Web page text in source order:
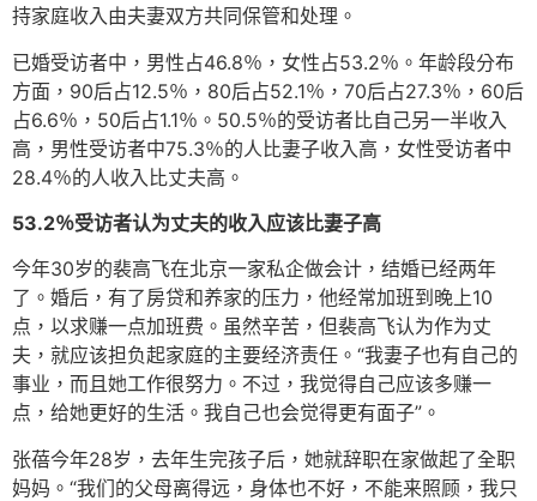
持家庭收入由夫妻双方共同保管和处理。
已婚受访者中，男性占46.8％，女性占53.2％。年龄段分布
方面，90后占12.5％，80后占52.1％，70后占27.3％，60后
占6.6％，50后占1.1％。50.5％的受访者比自己另一半收入
高，男性受访者中75.3％的人比妻子收入高，女性受访者中
28.4％的人收入比丈夫高。
53.2％受访者认为丈夫的收入应该比妻子高
今年30岁的裴高飞在北京一家私企做会计，结婚已经两年
了。婚后，有了房贷和养家的压力，他经常加班到晚上10
点，以求赚一点加班费。虽然辛苦，但裴高飞认为作为丈
夫，就应该担负起家庭的主要经济责任。“我妻子也有自己的
事业，而且她工作很努力。不过，我觉得自己应该多赚一
点，给她更好的生活。我自己也会觉得更有面子”。
张蓓今年28岁，去年生完孩子后，她就辞职在家做起了全职
妈妈。“我们的父母离得远，身体也不好，不能来照顾，我只